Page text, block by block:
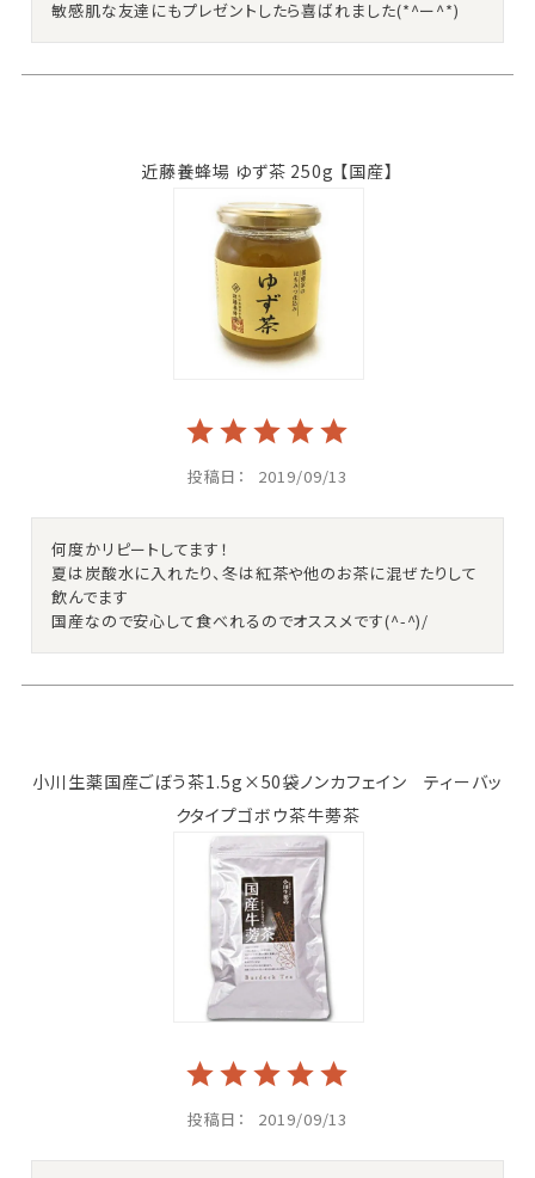
近藤養蜂場 ゆず茶 250g 【国産】
投稿日 2019/09/13
何度かリピートしてます！
夏は炭酸水に入れたり、冬は紅茶や他のお茶に混ぜたりして
飲んでます
国産なので安心して食べれるのでオススメです(^-^)/
小川生薬国産ごぼう茶1.5g×50袋ノンカフェイン ティーバッ
クタイプゴボウ茶牛蒡茶
投稿日 2019/09/13